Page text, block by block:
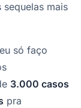
mais
só faço
3.000 casos
pra